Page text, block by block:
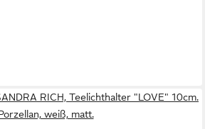
RICH, Teelichthalter "LOVE" 10cm.
weiß, matt.